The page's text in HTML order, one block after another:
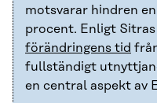
motsvarar hindren
procent. Enligt Sitras
förändringens tid
fullständigt
en central aspekt av